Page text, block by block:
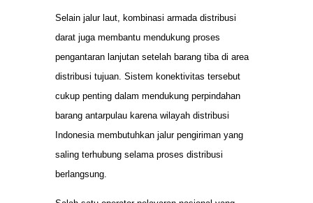
Selain jalur laut, kombinasi armada distribusi
darat juga membantu mendukung proses
pengantaran lanjutan setelah barang tiba di area
distribusi tujuan. Sistem konektivitas tersebut
cukup penting dalam mendukung perpindahan
barang antarpulau karena wilayah distribusi
Indonesia membutuhkan jalur pengiriman yang
saling terhubung selama proses distribusi
berlangsung.